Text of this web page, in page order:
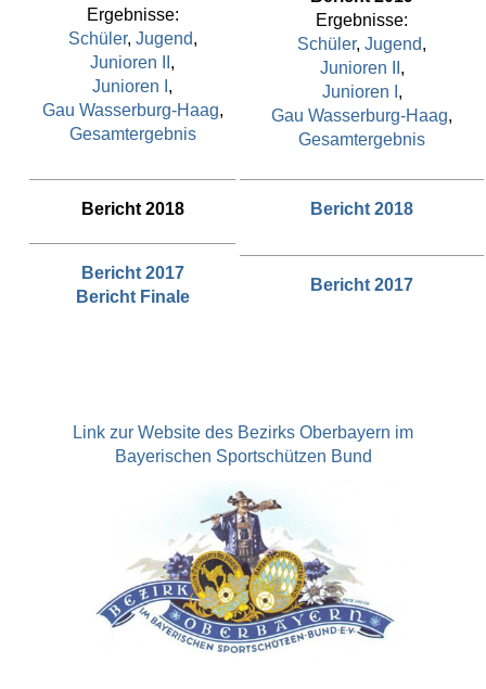
Ergebnisse:
Schüler, Jugend,
Junioren II ,
Junioren I ,
Gau Wasserburg-Haag,
Gesamtergebnis
Ergebnisse:
Schüler, Jugend,
Junioren II ,
Junioren I ,
Gau Wasserburg-Haag,
Gesamtergebnis
Bericht 2018 Bericht 2018
Bericht 2017
Bericht Finale
Bericht 2017
Link zur Website des Bezirks Oberbayern im
Bayerischen Sportschützen Bund